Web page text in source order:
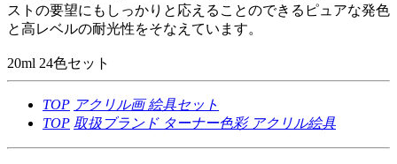
ストの要望にもしっかりと応えることのできるピュアな発色
と高レベルの耐光性をそなえています。
20ml 24色セット
TOP アクリル画絵具セット
TOP 取扱ブランド ターナー色彩 アクリル絵具